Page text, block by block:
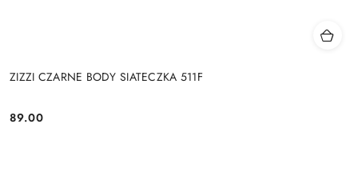
ZIZZI CZARNE BODY SIATECZKA 511F
Cena:
89.00